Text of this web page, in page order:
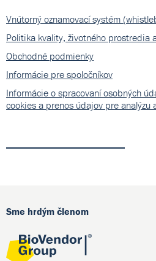
Vnútorný oznamovací systém
Politika kvality, životného prostredia
Obchodné podmienky
Informácie pre spoločníkov
Informácie o spracovaní osobných
cookies a prenos údajov pre analýzu
Sme hrdým členom